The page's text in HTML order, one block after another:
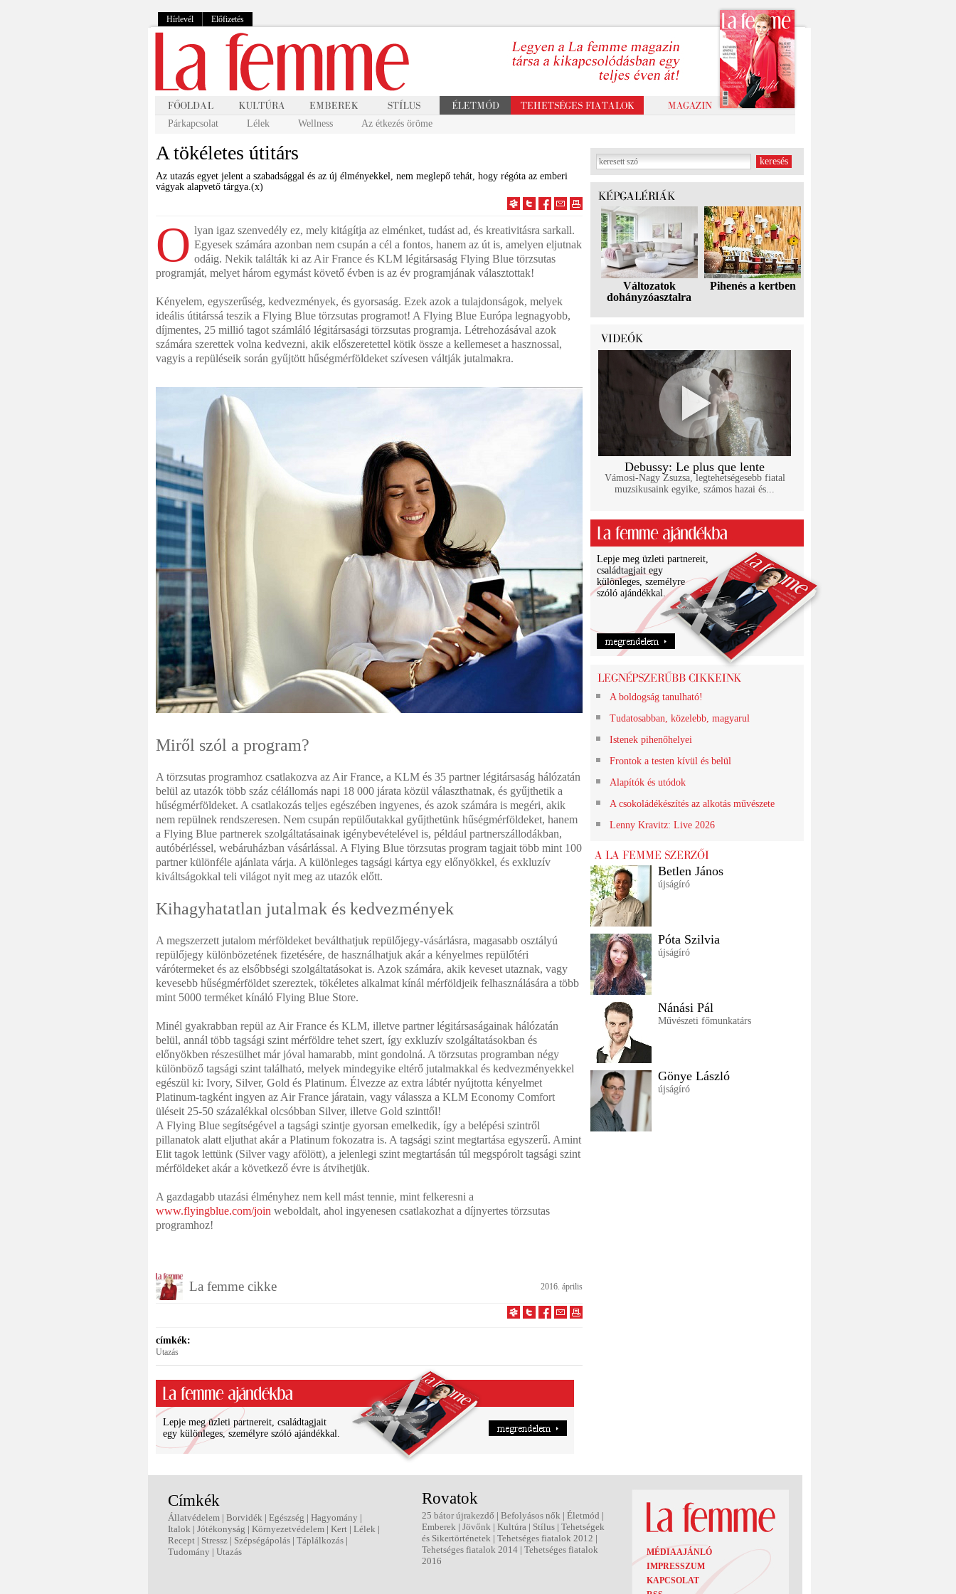
Hírlevél Előfizetés
Párkapcsolat Lélek Wellness Az étkezés öröme
A tökéletes útitárs
Az utazás egyet jelent a szabadsággal és az új élményekkel, nem meglepő tehát, hogy régóta az emberi
vágyak alapvető tárgya.(x)
O lyan igaz szenvedély ez, mely kitágítja az elménket, tudást ad, és kreativitásra sarkall.
Egyesek számára azonban nem csupán a cél a fontos, hanem az út is, amelyen eljutnak
odáig. Nekik találták ki az Air France és KLM légitársaság Flying Blue törzsutas
programját, melyet három egymást követő évben is az év programjának választottak!
Kényelem, egyszerűség, kedvezmények, és gyorsaság. Ezek azok a tulajdonságok, melyek
ideális útitárssá teszik a Flying Blue törzsutas programot! A Flying Blue Európa legnagyobb,
díjmentes, 25 millió tagot számláló légitársasági törzsutas programja. Létrehozásával azok
számára szerettek volna kedvezni, akik előszeretettel kötik össze a kellemeset a hasznossal,
vagyis a repüléseik során gyűjtött hűségmérföldeket szívesen váltják jutalmakra.
Miről szól a program?
A törzsutas programhoz csatlakozva az Air France, a KLM és 35 partner légitársaság hálózatán
belül az utazók több száz célállomás napi 18 000 járata közül választhatnak, és gyűjthetik a
hűségmérföldeket. A csatlakozás teljes egészében ingyenes, és azok számára is megéri, akik
nem repülnek rendszeresen. Nem csupán repülőutakkal gyűjthetünk hűségmérföldeket, hanem
a Flying Blue partnerek szolgáltatásainak igénybevételével is, például partnerszállodákban,
autóbérléssel, webáruházban vásárlással. A Flying Blue törzsutas program tagjait több mint 100
partner különféle ajánlata várja. A különleges tagsági kártya egy előnyökkel, és exkluzív
kiváltságokkal teli világot nyit meg az utazók előtt.
Kihagyhatatlan jutalmak és kedvezmények
A megszerzett jutalom mérföldeket beválthatjuk repülőjegy-vásárlásra, magasabb osztályú
repülőjegy különbözetének fizetésére, de használhatjuk akár a kényelmes repülőtéri
várótermeket és az elsőbbségi szolgáltatásokat is. Azok számára, akik keveset utaznak, vagy
kevesebb hűségmérföldet szereztek, tökéletes alkalmat kínál mérföldjeik felhasználására a több
mint 5000 terméket kínáló Flying Blue Store.
Minél gyakrabban repül az Air France és KLM, illetve partner légitársaságainak hálózatán
belül, annál több tagsági szint mérföldre tehet szert, így exkluzív szolgáltatásokban és
előnyökben részesülhet már jóval hamarabb, mint gondolná. A törzsutas programban négy
különböző tagsági szint található, melyek mindegyike eltérő jutalmakkal és kedvezményekkel
egészül ki: Ivory, Silver, Gold és Platinum. Élvezze az extra lábtér nyújtotta kényelmet
Platinum-tagként ingyen az Air France járatain, vagy válassza a KLM Economy Comfort
üléseit 25-50 százalékkal olcsóbban Silver, illetve Gold szinttől!
A Flying Blue segítségével a tagsági szintje gyorsan emelkedik, így a belépési szintről
pillanatok alatt eljuthat akár a Platinum fokozatra is. A tagsági szint megtartása egyszerű. Amint
Elit tagok lettünk (Silver vagy afölött), a jelenlegi szint megtartásán túl megspórolt tagsági szint
mérföldeket akár a következő évre is átvihetjük.
A gazdagabb utazási élményhez nem kell mást tennie, mint felkeresni a
www.flyingblue.com/join weboldalt, ahol ingyenesen csatlakozhat a díjnyertes törzsutas
programhoz!
La femme cikke 2016. április
címkék:
Utazás
Lepje meg üzleti partnereit, családtagjait
egy különleges, személyre szóló ajándékkal.
Változatok
dohányzóasztalra
Pihenés a kertben
Debussy: Le plus que lente
Vámosi-Nagy Zsuzsa, legtehetségesebb fiatal
muzsikusaink egyike, számos hazai és...
Lepje meg üzleti partnereit,
családtagjait egy
különleges, személyre
szóló ajándékkal.
A boldogság tanulható!
Tudatosabban, közelebb, magyarul
Istenek pihenőhelyei
Frontok a testen kívül és belül
Alapítók és utódok
A csokoládékészítés az alkotás művészete
Lenny Kravitz: Live 2026
Betlen János
újságíró
Póta Szilvia
újságíró
Nánási Pál
Művészeti főmunkatárs
Gönye László
újságíró
Címkék
Állatvédelem | Borvidék | Egészség | Hagyomány |
Italok | Jótékonyság | Környezetvédelem | Kert | Lélek |
Recept | Stressz | Szépségápolás | Táplálkozás |
Tudomány | Utazás
Rovatok
25 bátor újrakezdő | Befolyásos nők | Életmód |
Emberek | Jövőnk | Kultúra | Stílus | Tehetségek
és Sikertörténetek | Tehetséges fiatalok 2012 |
Tehetséges fiatalok 2014 | Tehetséges fiatalok
2016
MÉDIAAJÁNLÓ
IMPRESSZUM
KAPCSOLAT